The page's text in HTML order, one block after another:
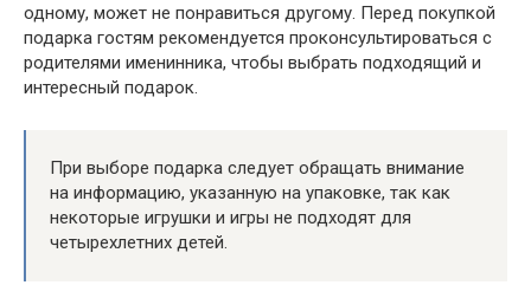
одному, может не понравиться другому. Перед покупкой
подарка гостям рекомендуется проконсультироваться с
родителями именинника, чтобы выбрать подходящий и
интересный подарок.
При выборе подарка следует обращать внимание
на информацию, указанную на упаковке, так как
некоторые игрушки и игры не подходят для
четырехлетних детей.